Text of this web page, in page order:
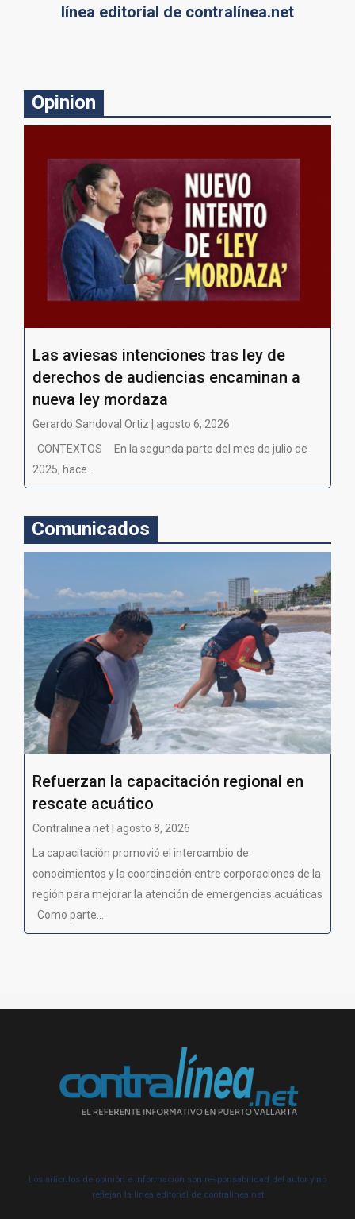
línea editorial de contralínea.net
Opinion
Las aviesas intenciones tras ley de
derechos de audiencias encaminan a
nueva ley mordaza
Gerardo Sandoval Ortiz | agosto 6, 2026
CONTEXTOS En la segunda parte del mes de julio de
2025, hace...
Comunicados
Refuerzan la capacitación regional en
rescate acuático
Contralinea net | agosto 8, 2026
La capacitación promovió el intercambio de
conocimientos y la coordinación entre corporaciones de la
región para mejorar la atención de emergencias acuáticas
Como parte...
Los artículos de opinión e información son responsabilidad del autor y no
reflejan la línea editorial de contralínea.net